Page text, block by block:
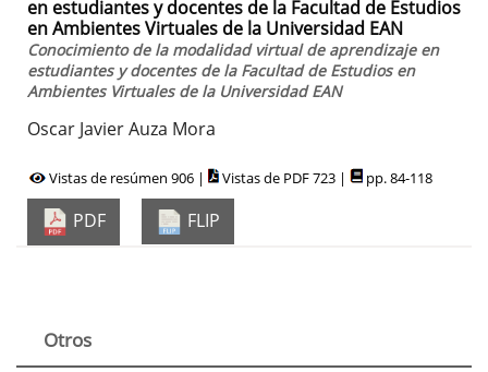
en estudiantes y docentes de la Facultad de Estudios
en Ambientes Virtuales de la Universidad EAN
Conocimiento de la modalidad virtual de aprendizaje en
estudiantes y docentes de la Facultad de Estudios en
Ambientes Virtuales de la Universidad EAN
Oscar Javier Auza Mora
Vistas de resúmen 906 | Vistas de PDF 723 | pp. 84-118
PDF FLIP
Otros